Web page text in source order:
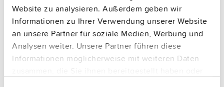
Website zu analysieren. Außerdem geben wir
Informationen zu Ihrer Verwendung unserer Website
an unsere Partner für soziale Medien, Werbung und
Analysen weiter. Unsere Partner führen diese
Informationen möglicherweise mit weiteren Daten
Ergänzungsgeräte